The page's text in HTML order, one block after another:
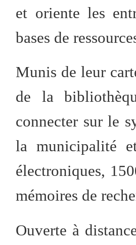
et oriente les
bases de
Munis de leur
de la
connecter sur le
la municipalité
électroniques,
mémoires de
Ouverte à